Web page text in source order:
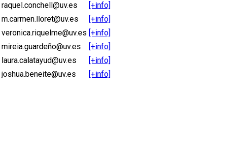
raquel.conchell@uv.es
[+info]
m.carmen.lloret@uv.es
[+info]
veronica.riquelme@uv.es [+info]
mireia.guardeño@uv.es
[+info]
laura.calatayud@uv.es
[+info]
joshua.beneite@uv.es [+info]